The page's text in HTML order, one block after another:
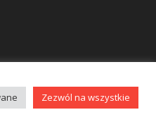
© 2020 bellona.pl
Zezwól na wszystkie